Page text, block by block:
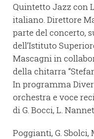
Quintetto Jazz con
italiano. Direttore
parte del concerto,
dell’Istituto
Mascagni in
della chitarra
In programma
orchestra e voce
di G. Bocci, L.
Poggianti, G.